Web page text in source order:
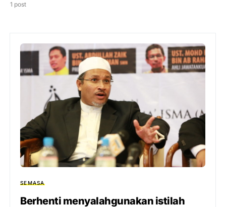
1 post
SEMASA
Berhenti menyalahgunakan istilah